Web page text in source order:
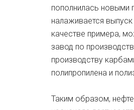
пополнилась новыми
налаживается
качестве примера,
завод по
производству
полипропилена и
Таким образом,